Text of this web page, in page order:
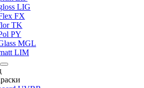
LIG
FX
TK
PY
MGL
LIM